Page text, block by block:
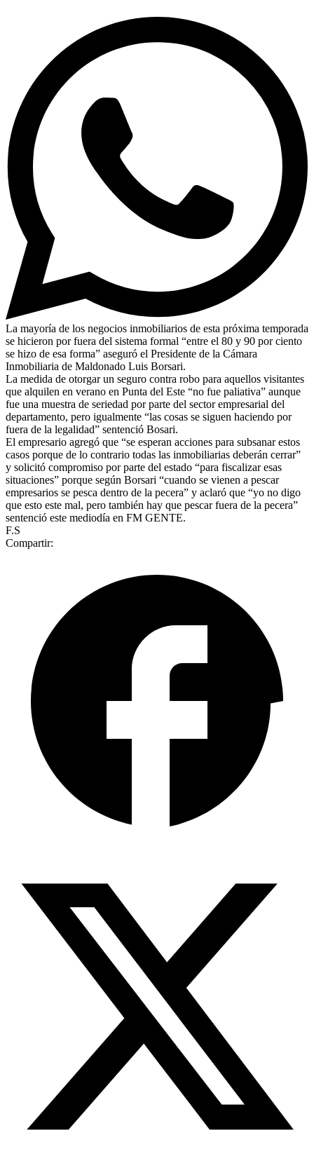
La mayoría de los negocios inmobiliarios de esta próxima temporada
se hicieron por fuera del sistema formal “entre el 80 y 90 por ciento
se hizo de esa forma” aseguró el Presidente de la Cámara
Inmobiliaria de Maldonado Luis Borsari.
La medida de otorgar un seguro contra robo para aquellos visitantes
que alquilen en verano en Punta del Este “no fue paliativa” aunque
fue una muestra de seriedad por parte del sector empresarial del
departamento, pero igualmente “las cosas se siguen haciendo por
fuera de la legalidad” sentenció Bosari.
El empresario agregó que “se esperan acciones para subsanar estos
casos porque de lo contrario todas las inmobiliarias deberán cerrar”
y solicitó compromiso por parte del estado “para fiscalizar esas
situaciones” porque según Borsari “cuando se vienen a pescar
empresarios se pesca dentro de la pecera” y aclaró que “yo no digo
que esto este mal, pero también hay que pescar fuera de la pecera”
sentenció este mediodía en FM GENTE.
F.S
Compartir: